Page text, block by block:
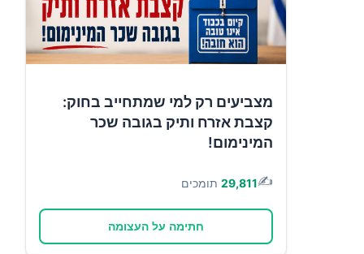
מצביעים רק למי שמתחייב בחוק:
קצבת אזרח ותיק בגובה שכר
המינימום!
✍️
29,811 תומכים
חתימה על העצומה